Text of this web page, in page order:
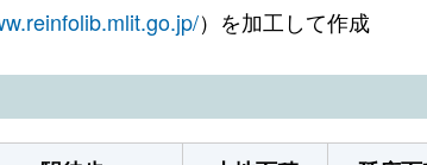
徒歩4分 330m²
徒歩21分 2000m²
）を加工して作成